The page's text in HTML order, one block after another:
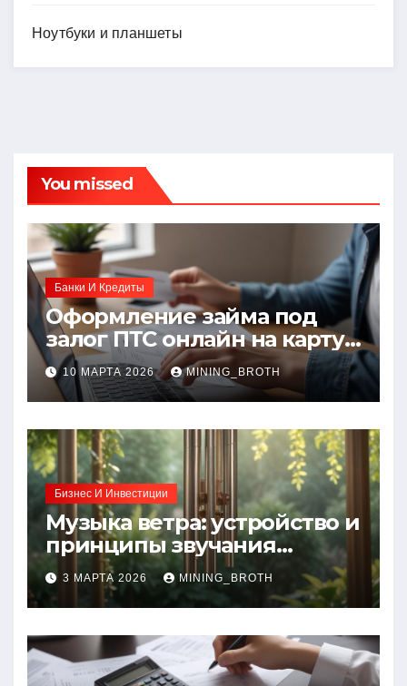
Ноутбуки и планшеты
You missed
Банки И Кредиты
Оформление займа под
залог ПТС онлайн на карту
без визита в офис: порядок,
требования и документы
10 МАРТА 2026 MINING_BROTH
Бизнес И Инвестиции
Музыка ветра: устройство и
принципы звучания
колокольчиков
3 МАРТА 2026 MINING_BROTH